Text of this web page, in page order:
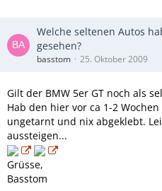
Welche seltenen Autos
gesehen?
basstom 25. Oktober 2009
Gilt der BMW 5er GT noch als
Hab den hier vor ca 1-2
ungetarnt und nix abgeklebt.
aussteigen...
Grüsse,
Basstom